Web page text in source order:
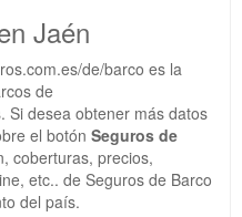
Jaén
de/barco es la
de
Si desea obtener más datos
el botón Seguros de
coberturas, precios,
etc.. de Seguros de Barco
del país.